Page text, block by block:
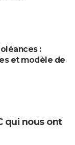
:
et modèle de
qui nous ont